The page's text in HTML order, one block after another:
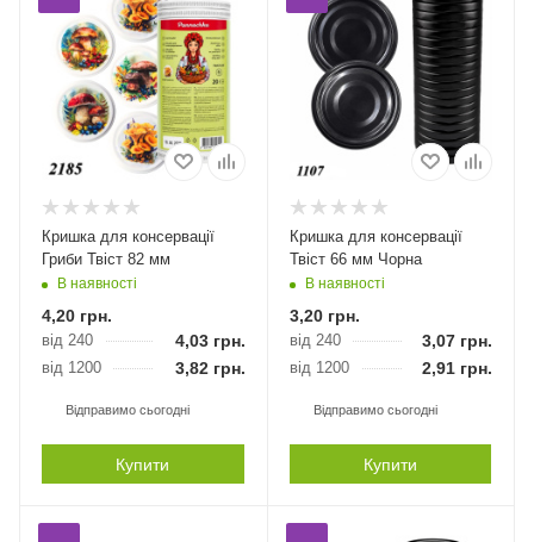
Кришка для консервації
Гриби Твіст 82 мм
В наявності
4,20 грн.
від 240 4,03грн.
від 1200 3,82грн.
Відправимо сьогодні
Купити
Кришка для консервації
Твіст 66 мм Чорна
В наявності
3,20грн.
від 240 3,07 грн.
від 1200 2,91 грн.
Відправимо сьогодні
Купити